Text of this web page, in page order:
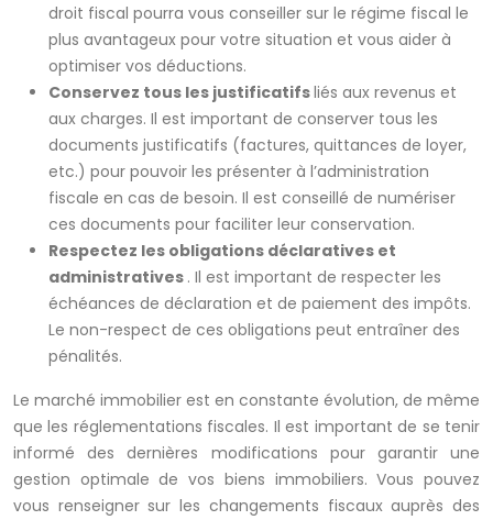
droit fiscal pourra vous conseiller sur le régime fiscal le
plus avantageux pour votre situation et vous aider à
optimiser vos déductions.
Conservez tous les justificatifsliés aux revenus et
aux charges. Il est important de conserver tous les
documents justificatifs (factures, quittances de loyer,
etc.) pour pouvoir les présenter à l’administration
fiscale en cas de besoin. Il est conseillé de numériser
ces documents pour faciliter leur conservation.
Respectez les obligations déclaratives et
administratives . Il est important de respecter les
échéances de déclaration et de paiement des impôts.
Le non-respect de ces obligations peut entraîner des
pénalités.
Le marché immobilier est en constante évolution, de même
que les réglementations fiscales. Il est important de se tenir
informé des dernières modifications pour garantir une
gestion optimale de vos biens immobiliers. Vous pouvez
vous renseigner sur les changements fiscaux auprès des